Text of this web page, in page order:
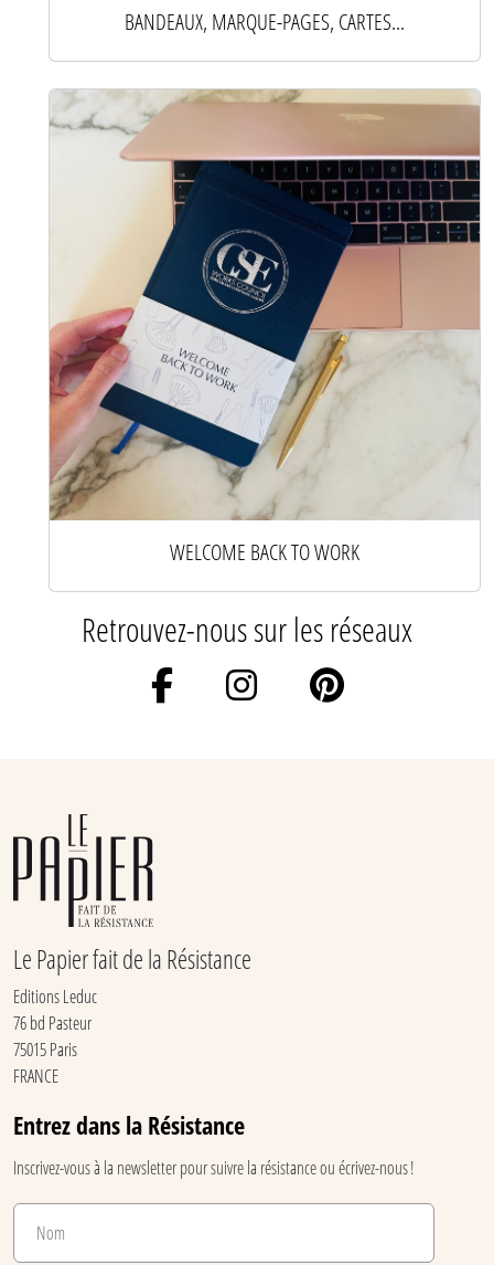
BANDEAUX, MARQUE-PAGES, CARTES...
WELCOME BACK TO WORK
Retrouvez-nous sur les réseaux
Le Papier fait de la Résistance
Editions Leduc
76 bd Pasteur
75015 Paris
FRANCE
Entrez dans la Résistance
Inscrivez-vous à la newsletter pour suivre la résistance ou écrivez-nous !